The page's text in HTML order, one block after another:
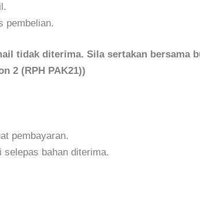
pembelian.
tidak diterima. Sila sertakan bersama
2 (RPH PAK21))
pembayaran.
bahan diterima.